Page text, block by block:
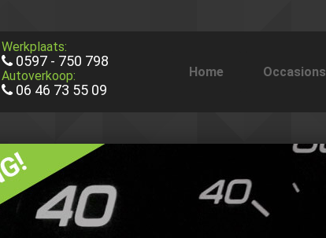
Werkplaats:
0597 - 750 798
Autoverkoop:
06 46 73 55 09
Home Occasions